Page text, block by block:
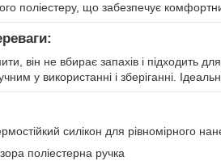
поліестеру, що забезпечує
він не вбирає запахів і підходить
у використанні і зберіганні.
силікон для рівномірного
поліестерна ручка